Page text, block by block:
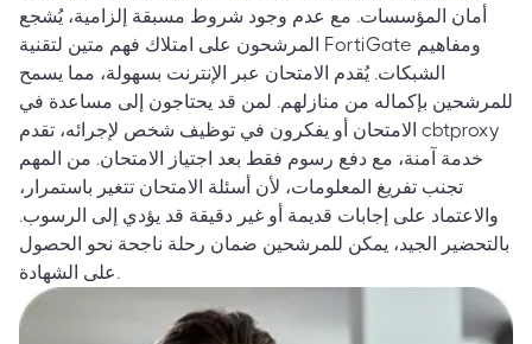
أمان المؤسسات. مع عدم وجود شروط مسبقة إلزامية، يُشجع
المرشحون على امتلاك فهم متين لتقنية FortiGate ومفاهيم
الشبكات. يُقدم الامتحان عبر الإنترنت بسهولة، مما يسمح
للمرشحين بإكماله من منازلهم. لمن قد يحتاجون إلى مساعدة في
الامتحان أو يفكرون في توظيف شخص لإجرائه، تقدم cbtproxy
خدمة آمنة، مع دفع رسوم فقط بعد اجتياز الامتحان. من المهم
تجنب تفريغ المعلومات، لأن أسئلة الامتحان تتغير باستمرار،
والاعتماد على إجابات قديمة أو غير دقيقة قد يؤدي إلى الرسوب.
بالتحضير الجيد، يمكن للمرشحين ضمان رحلة ناجحة نحو الحصول
على الشهادة.